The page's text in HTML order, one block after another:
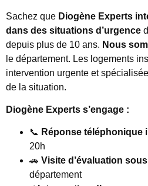
Sachez que Diogène Experts
dans des situations d’urgence
depuis plus de 10 ans. Nous
le département. Les logements
intervention urgente et
de la situation.
Diogène Experts s’engage :
📞 Réponse téléphonique
20h
🚗 Visite d’évaluation
département